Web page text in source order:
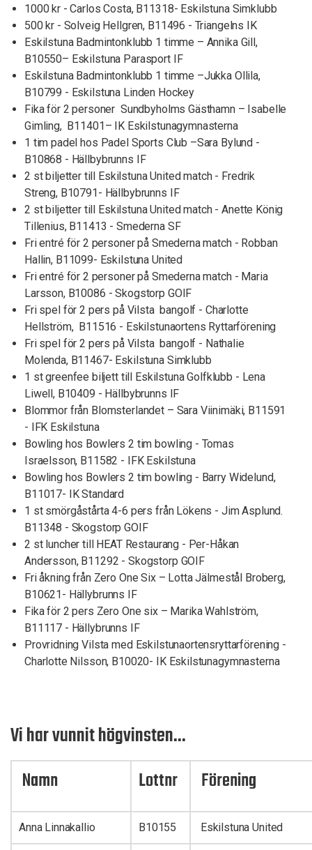
1000 kr - Carlos Costa, B11318- Eskilstuna Simklubb
500 kr - Solveig Hellgren, B11496 - Triangelns IK
Eskilstuna Badmintonklubb 1 timme – Annika Gill,
B10550– Eskilstuna Parasport IF
Eskilstuna Badmintonklubb 1 timme –Jukka Ollila,
B10799 - Eskilstuna Linden Hockey
Fika för 2 personer Sundbyholms Gästhamn – Isabelle
Gimling, B11401– IK Eskilstunagymnasterna
1 tim padel hos Padel Sports Club –Sara Bylund -
B10868 - Hällbybrunns IF
2 st biljetter till Eskilstuna United match - Fredrik
Streng, B10791- Hällbybrunns IF
2 st biljetter till Eskilstuna United match - Anette König
Tillenius, B11413 - Smederna SF
Fri entré för 2 personer på Smederna match - Robban
Hallin, B11099- Eskilstuna United
Fri entré för 2 personer på Smederna match - Maria
Larsson, B10086 - Skogstorp GOIF
Fri spel för 2 pers på Vilsta bangolf - Charlotte
Hellström, B11516 - Eskilstunaortens Ryttarförening
Fri spel för 2 pers på Vilsta bangolf - Nathalie
Molenda, B11467- Eskilstuna Simklubb
1 st greenfee biljett till Eskilstuna Golfklubb - Lena
Liwell, B10409 - Hällbybrunns IF
Blommor från Blomsterlandet – Sara Viinimäki, B11591
- IFK Eskilstuna
Bowling hos Bowlers 2 tim bowling - Tomas
Israelsson, B11582 - IFK Eskilstuna
Bowling hos Bowlers 2 tim bowling - Barry Widelund,
B11017- IK Standard
1 st smörgåstårta 4-6 pers från Lökens - Jim Asplund.
B11348 - Skogstorp GOIF
2 st luncher till HEAT Restaurang - Per-Håkan
Andersson, B11292 - Skogstorp GOIF
Fri åkning från Zero One Six – Lotta Jälmestål Broberg,
B10621- Hällybrunns IF
Fika för 2 pers Zero One six – Marika Wahlström,
B11117 - Hällybrunns IF
Provridning Vilsta med Eskilstunaortensryttarförening -
Charlotte Nilsson, B10020- IK Eskilstunagymnasterna
Vi har vunnit högvinsten...
Namn Lottnr Förening
Anna Linnakallio B10155 Eskilstuna United